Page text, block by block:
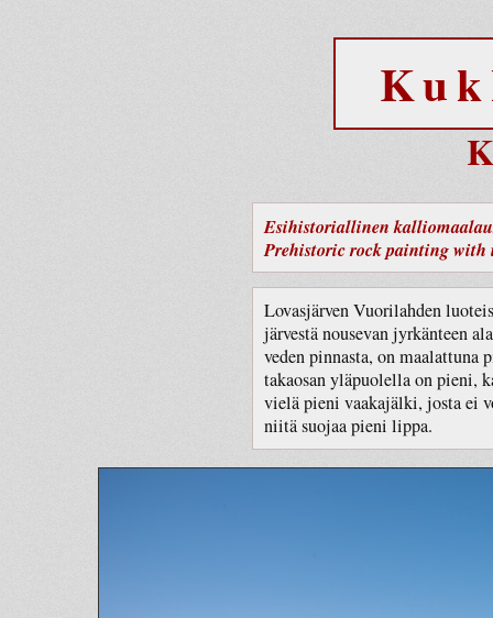
Esihistoriallinen
Prehistoric rock painting with
Lovasjärven Vuorilahden
järvestä nousevan jyrkänteen
veden pinnasta, on
takaosan yläpuolella on pieni,
vielä pieni vaakajälki, josta ei
niitä suojaa pieni lippa.